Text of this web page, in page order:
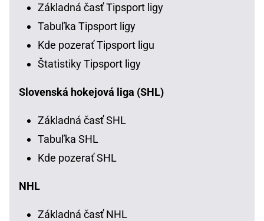
Základná časť Tipsport ligy
Tabuľka Tipsport ligy
Kde pozerať Tipsport ligu
Štatistiky Tipsport ligy
Slovenská hokejová liga (SHL)
Základná časť SHL
Tabuľka SHL
Kde pozerať SHL
NHL
Základná časť NHL